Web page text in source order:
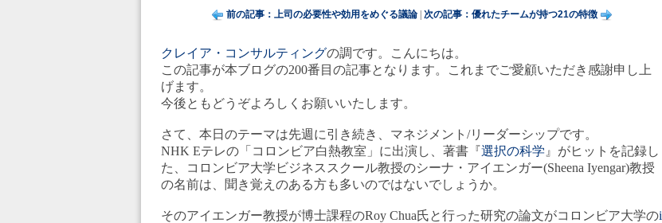
前の記事：上司の必要性や効用をめぐる議論 次の記事：優れたチームが持つ21の特徴
クレイア・コンサルティングの調です。こんにちは。
この記事が本ブログの200番目の記事となります。これまでご愛顧いただき感謝申し上
げます。
今後ともどうぞよろしくお願いいたします。
さて、本日のテーマは先週に引き続き、マネジメント/リーダーシップです。
NHK Eテレの「コロンビア白熱教室」に出演し、著書『選択の科学 』がヒットを記録し
た、コロンビア大学ビジネススクール教授のシーナ・アイエンガー(Sheena Iyengar)教授
の名前は、聞き覚えのある方も多いのではないでしょうか。
そのアイエンガー教授が博士課程のRoy Chua氏と行った研究の論文がコロンビア大学のi